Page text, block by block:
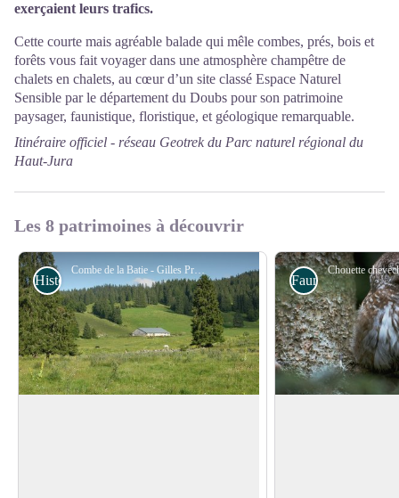
exerçaient leurs trafics.
Cette courte mais agréable balade qui mêle combes, prés, bois et
forêts vous fait voyager dans une atmosphère champêtre de
chalets en chalets, au cœur d’un site classé Espace Naturel
Sensible par le département du Doubs pour son patrimoine
paysager, faunistique, floristique, et géologique remarquable.
Itinéraire officiel - réseau Geotrek du Parc naturel régional du
Haut-Jura
Les 8 patrimoines à découvrir
Combe de la Batie - Gilles Prost - PNRHJ
Histoire et Patrimoine Faune